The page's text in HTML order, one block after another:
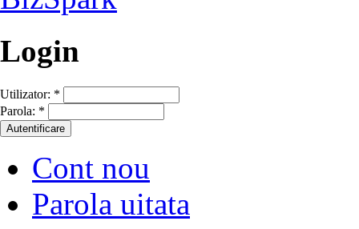
Login
Utilizator: *
Parola: *
Cont nou
Parola uitata